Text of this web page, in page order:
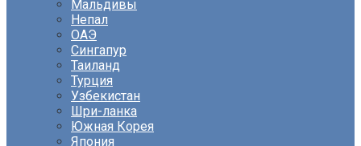
Мальдивы
Непал
ОАЭ
Сингапур
Таиланд
Турция
Узбекистан
Шри-ланка
Южная Корея
Япония